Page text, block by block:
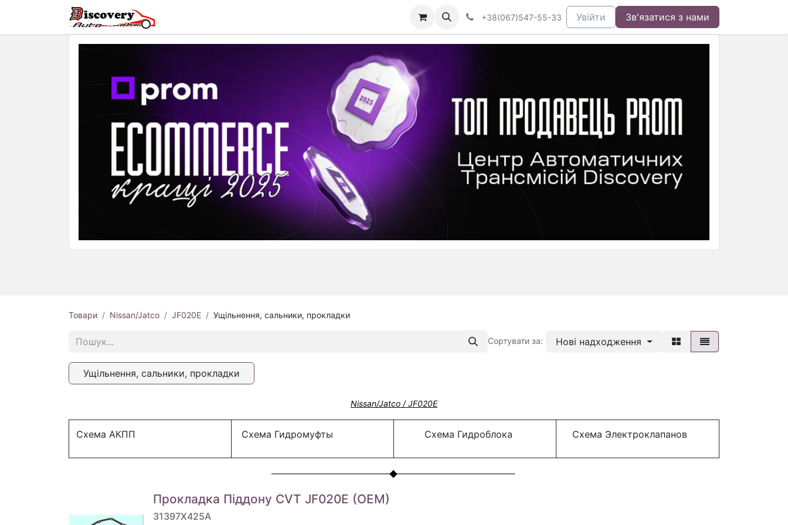
+38(067)547-55-33 Увійти Зв'язатися з нами
Товари Nissan/Jatco JF020E Ущільнення, сальники, прокладки
Сортувати за: Нові надходження
Ущільнення, сальники, прокладки
Nissan/Jatco / JF020E
Схема АКПП Схема Гидромуфты Схема Гидроблока Схема Электроклапанов
Прокладка Піддону CVT JF020E (OEM)
31397X425A